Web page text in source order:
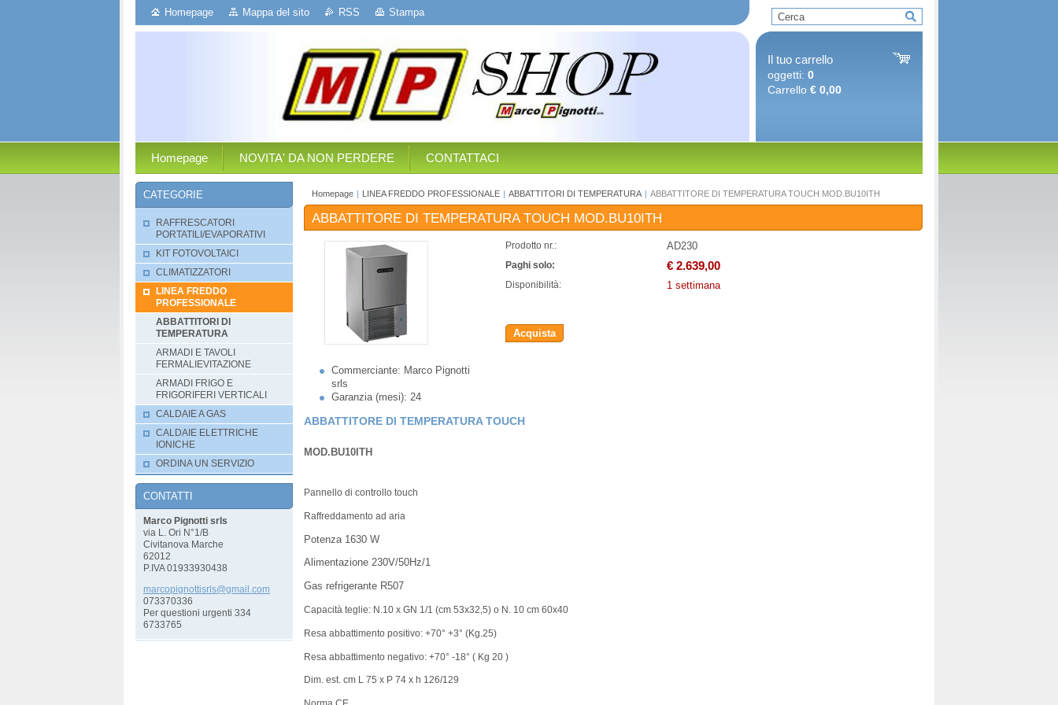
Homepage Mappa del sito RSS Stampa
Il tuo carrello
oggetti: 0
Carrello € 0,00
Homepage NOVITA' DA NON PERDERE CONTATTACI
Homepage | LINEA FREDDO PROFESSIONALE | ABBATTITORI DI TEMPERATURA | ABBATTITORE DI TEMPERATURA TOUCH MOD.BU10ITH
ABBATTITORE DI TEMPERATURA TOUCH MOD.BU10ITH
Commerciante: Marco Pignotti
srls
Garanzia (mesi): 24
Prodotto nr.: AD230
Paghi solo: € 2.639,00
Disponibilità: 1 settimana
Acquista
ABBATTITORE DI TEMPERATURA TOUCH
MOD.BU10ITH
Pannello di controllo touch
Raffreddamento ad aria
Potenza 1630 W
Alimentazione 230V/50Hz/1
Gas refrigerante R507
Capacità teglie: N.10 x GN 1/1 (cm 53x32,5) o N. 10 cm 60x40
Resa abbattimento positivo: +70° +3° (Kg.25)
Resa abbattimento negativo: +70° -18° ( Kg 20 )
Dim. est. cm L 75 x P 74 x h 126/129
CATEGORIE
RAFFRESCATORI
PORTATILI/EVAPORATIVI
KIT FOTOVOLTAICI
CLIMATIZZATORI
LINEA FREDDO
PROFESSIONALE
ABBATTITORI DI
TEMPERATURA
ARMADI E TAVOLI
FERMALIEVITAZIONE
ARMADI FRIGO E
FRIGORIFERI VERTICALI
CALDAIE A GAS
CALDAIE ELETTRICHE
IONICHE
ORDINA UN SERVIZIO
CONTATTI
Marco Pignotti srls
via L. Ori N°1/B
Civitanova Marche
62012
P.IVA 01933930438
marcopignottisrl s@gmail. com
073370336
Per questioni urgenti 334
6733765